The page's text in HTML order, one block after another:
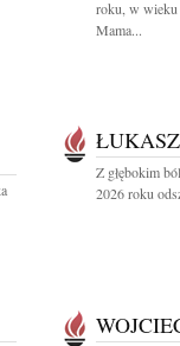
roku, w wieku
Mama...
Z głębokim
2026 roku